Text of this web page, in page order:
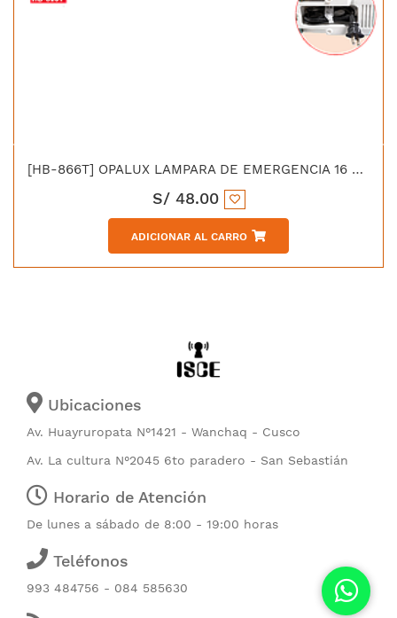
[HB-866T] OPALUX LAMPARA DE EMERGENCIA 16 LED SMD BATERIA 4V/4AH
S/ 48.00
ADICIONAR AL CARRO
Ubicaciones
Av. Huayruropata N°1421 - Wanchaq - Cusco
Av. La cultura N°2045 6to paradero - San Sebastián
Horario de Atención
De lunes a sábado de 8:00 - 19:00 horas
Teléfonos
993 484756 - 084 585630